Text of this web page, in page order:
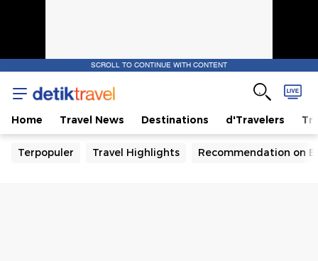
SCROLL TO CONTINUE WITH CONTENT
Home Travel News Destinations d'Travelers
Terpopuler Travel Highlights Recommendation on